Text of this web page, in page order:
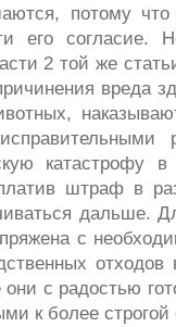
потому что
его согласие.
2 той же
вреда
катастрофу
штраф в
дальше.
с
они с радостью
к более строгой